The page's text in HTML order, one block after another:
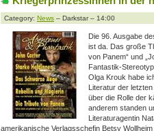
Category: News – Darkstar – 14:00
Die 96. Ausgabe
ist da. Das große
von Panem“ und
Fantastik-
Olga Krouk habe
Literatur der
über die Rolle der
anderem standen
Literaturagentin
amerikanische Verlagsschefin Betsy